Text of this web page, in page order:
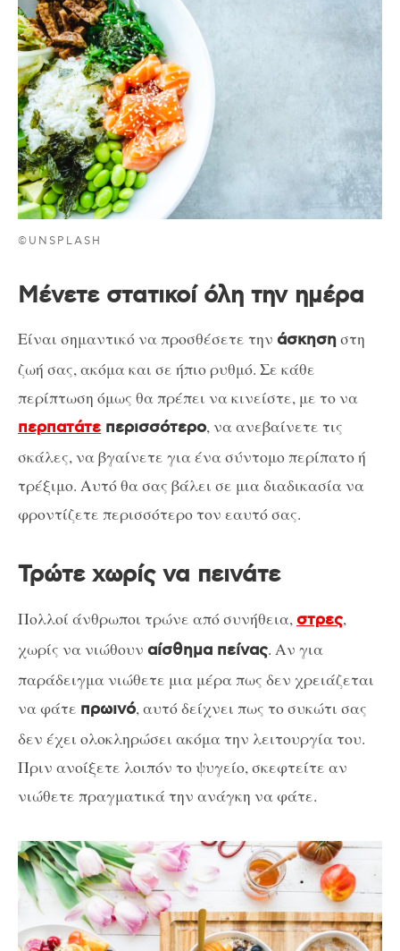
©UNSPLASH
Μένετε στατικοί όλη την ημέρα
Είναι σημαντικό να προσθέσετε την άσκησηστη
ζωή σας, ακόμα και σε ήπιο ρυθμό. Σε κάθε
περίπτωση όμως θα πρέπει να κινείστε, με το να
περπατάτε περισσότερο, να ανεβαίνετε τις
σκάλες, να βγαίνετε για ένα σύντομο περίπατο ή
τρέξιμο. Αυτό θα σας βάλει σε μια διαδικασία να
φροντίζετε περισσότερο τον εαυτό σας.
Τρώτε χωρίς να πεινάτε
Πολλοί άνθρωποι τρώνε από συνήθεια,στρες,
χωρίς να νιώθουν αίσθημα πείνας. Αν για
παράδειγμα νιώθετε μια μέρα πως δεν χρειάζεται
να φάτε πρωινό, αυτό δείχνει πως το συκώτι σας
δεν έχει ολοκληρώσει ακόμα την λειτουργία του.
Πριν ανοίξετε λοιπόν το ψυγείο, σκεφτείτε αν
νιώθετε πραγματικά την ανάγκη να φάτε.